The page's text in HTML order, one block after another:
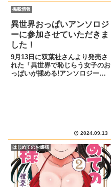
掲載情報
異世界おっぱいアンソロジ
ーに参加させていただきま
した！
9月13日に双葉社さんより発売さ
れた「異世界で恥じらう女子のお
っぱいが揉める!アンソロジーコ
2024.09.13
はじめてのお嬢様